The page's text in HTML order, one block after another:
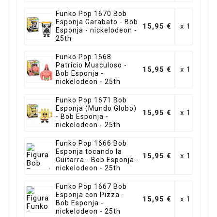
Funko Pop 1670 Bob
Esponja Garabato - Bob
Esponja - nickelodeon -
25th
15,95 € x 1
Funko Pop 1668
Patricio Musculoso -
Bob Esponja -
nickelodeon - 25th
15,95 € x 1
Funko Pop 1671 Bob
Esponja (Mundo Globo)
- Bob Esponja -
nickelodeon - 25th
15,95 € x 1
Funko Pop 1666 Bob
Esponja tocando la
Guitarra - Bob Esponja -
nickelodeon - 25th
15,95 € x 1
Funko Pop 1667 Bob
Esponja con Pizza -
Bob Esponja -
nickelodeon - 25th
15,95 € x 1